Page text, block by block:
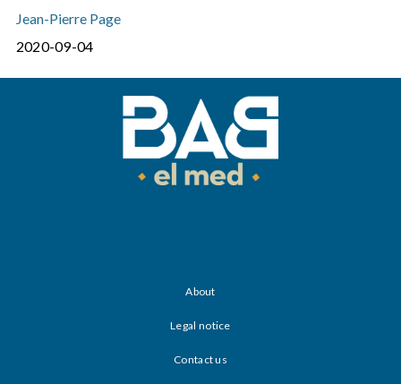
Jean-Pierre Page
2020-09-04
About
Legal notice
Contact us